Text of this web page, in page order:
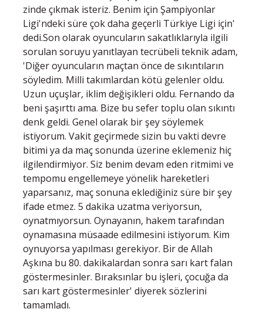
zinde çıkmak isteriz. Benim için Şampiyonlar
Ligi'ndeki süre çok daha geçerli Türkiye Ligi için'
dedi.Son olarak oyuncuların sakatlıklarıyla ilgili
sorulan soruyu yanıtlayan tecrübeli teknik adam,
'Diğer oyuncuların maçtan önce de sıkıntıların
söyledim. Milli takımlardan kötü gelenler oldu.
Uzun uçuşlar, iklim değişikleri oldu. Fernando da
beni şaşırttı ama. Bize bu sefer toplu olan sıkıntı
denk geldi. Genel olarak bir şey söylemek
istiyorum. Vakit geçirmede sizin bu vakti devre
bitimi ya da maç sonunda üzerine eklemeniz hiç
ilgilendirmiyor. Siz benim devam eden ritmimi ve
tempomu engellemeye yönelik hareketleri
yaparsanız, maç sonuna eklediğiniz süre bir şey
ifade etmez. 5 dakika uzatma veriyorsun,
oynatmıyorsun. Oynayanın, hakem tarafından
oynamasına müsaade edilmesini istiyorum. Kim
oynuyorsa yapılması gerekiyor. Bir de Allah
Aşkına bu 80. dakikalardan sonra sarı kart falan
göstermesinler. Bıraksınlar bu işleri, çocuğa da
sarı kart göstermesinler' diyerek sözlerini
tamamladı.